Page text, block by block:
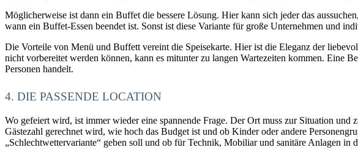
Möglicherweise ist dann ein Buffet die bessere Lösung. Hier kann sich jeder das
wann ein Buffet-Essen beendet ist. Sonst ist diese Variante für große Unternehmen und
Die Vorteile von Menü und Buffett vereint die Speisekarte. Hier ist die Eleganz der
nicht vorbereitet werden können, kann es mitunter zu langen Wartezeiten kommen. Eine
Personen handelt.
4. DIE PASSENDE LOCATION
Wo gefeiert wird, ist immer wieder eine spannende Frage. Der Ort muss zur Situation
Gästezahl gerechnet wird, wie hoch das Budget ist und ob Kinder oder andere
„Schlechtwettervariante“ geben soll und ob für Technik, Mobiliar und sanitäre Anlagen in